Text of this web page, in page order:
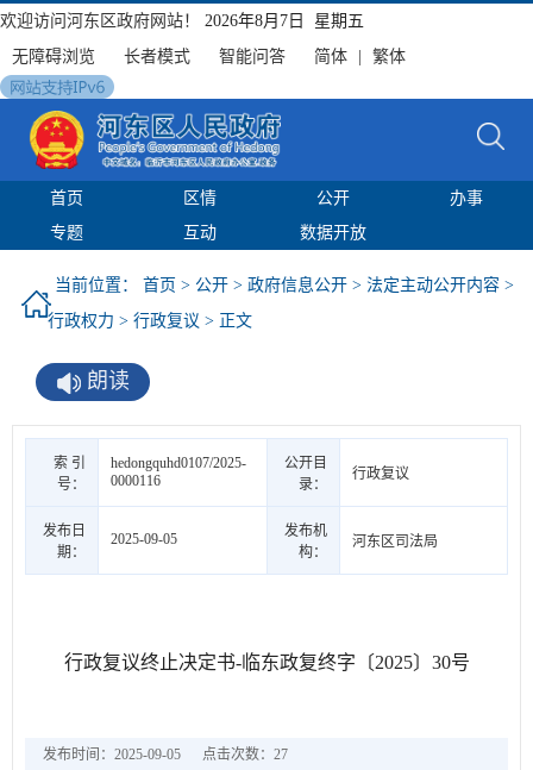
欢迎访问河东区政府网站！
2026年8月7日 星期五
无障碍浏览
长者模式 智能问答 简体 繁体
首页 区情 公开
办事
专题
互动 数据开放
当前位置： 首页 > 公开 > 政府信息公开 > 法定主动公开内容 >
行政权力 > 行政复议 > 正文
朗读
索 引
号：
hedongquhd0107/2025-
0000116
公开目
录：
行政复议
发布日
期：
2025-09-05
发布机
构：
河东区司法局
行政复议终止决定书-临东政复终字〔2025〕30号
发布时间：2025-09-05 点击次数： 27